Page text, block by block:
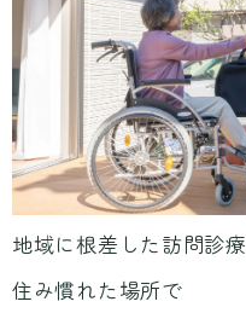
地域に根差した訪問診療
住み慣れた場所で